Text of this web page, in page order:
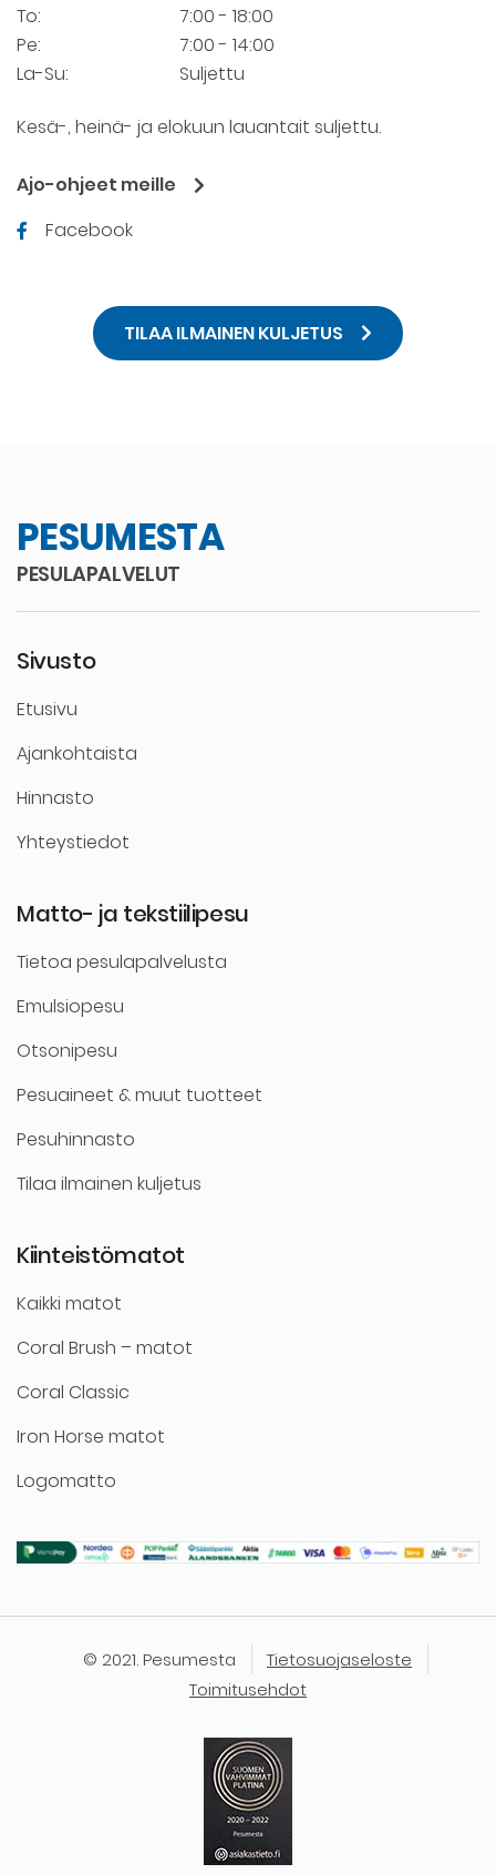
To:
7:00 - 18:00
Pe:
7:00 - 14:00
La-Su:
Suljettu
Kesä-, heinä- ja elokuun lauantait suljettu.
Ajo-ohjeet meille
Facebook
TILAA ILMAINEN KULJETUS
PESUMESTA
PESULAPALVELUT
Sivusto
Etusivu
Ajankohtaista
Hinnasto
Yhteystiedot
Matto- ja tekstiilipesu
Tietoa pesulapalvelusta
Emulsiopesu
Otsonipesu
Pesuaineet & muut tuotteet
Pesuhinnasto
Tilaa ilmainen kuljetus
Kiinteistömatot
Kaikki matot
Coral Brush – matot
Coral Classic
Iron Horse matot
Logomatto
© 2021. Pesumesta
Tietosuojaseloste
Toimitusehdot